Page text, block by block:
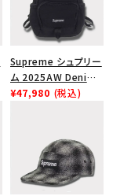
Supreme シュプリー
ム 2025AW Denim
Backpack デニム バ
¥47,980 (税込)